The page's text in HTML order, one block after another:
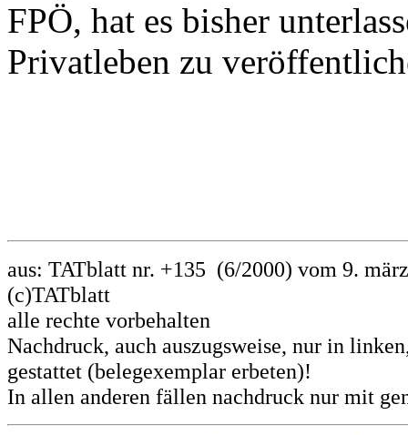
FPÖ, hat es bisher
Privatleben zu
aus: TATblatt nr. +135 (6/2000) vom 9.
(c)TATblatt
alle rechte vorbehalten
Nachdruck, auch auszugsweise, nur in
gestattet (belegexemplar erbeten)!
In allen anderen fällen nachdruck nur mit